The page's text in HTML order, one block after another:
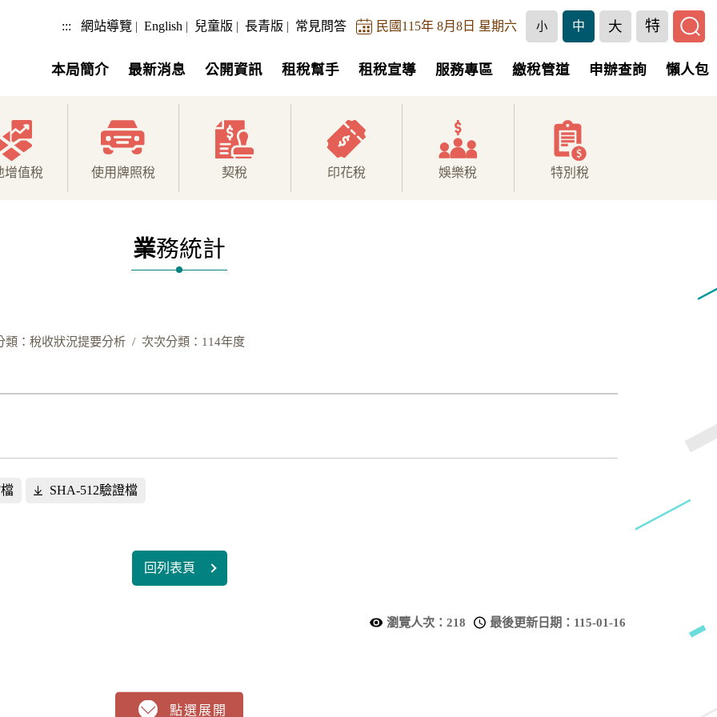
::: 網站導覽 | English | 兒童版 | 長青版 | 常見問答 民國115年 8月8日 星期六 小 中 大 特
本局簡介 最新消息 公開資訊 租稅幫手 租稅宣導 服務專區 繳稅管道 申辦查詢 懶人包
增值稅 使用牌照稅 契稅 印花稅 娛樂稅 特別稅
業務統計
類：稅收狀況提要分析 次次分類：114年度
SHA-512驗證檔
回列表頁
瀏覽人次： 218 最後更新日期： 115-01-16